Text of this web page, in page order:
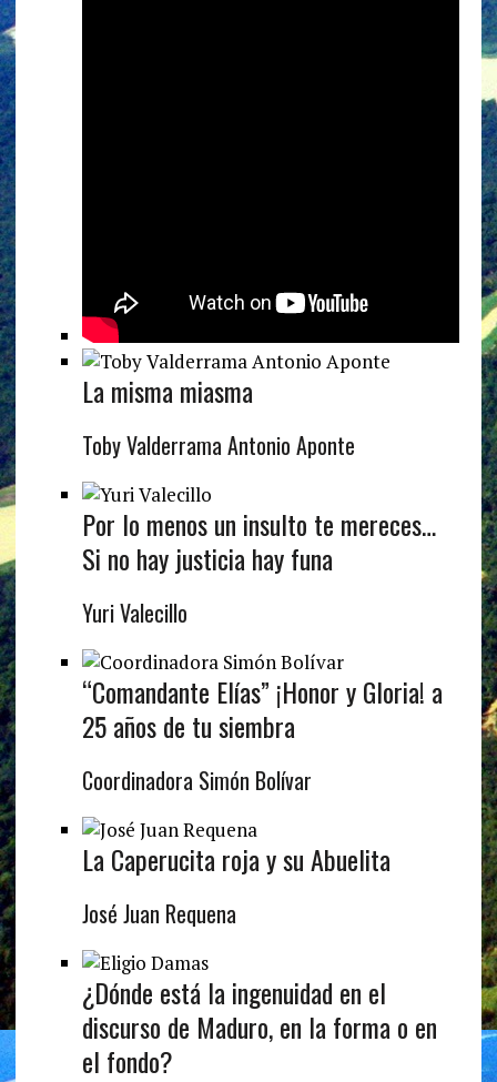
La misma miasma
Toby Valderrama Antonio Aponte
Por lo menos un insulto te mereces…
Si no hay justicia hay funa
Yuri Valecillo
“Comandante Elías” ¡Honor y Gloria! a
25 años de tu siembra
Coordinadora Simón Bolívar
La Caperucita roja y su Abuelita
José Juan Requena
¿Dónde está la ingenuidad en el
discurso de Maduro, en la forma o en
el fondo?